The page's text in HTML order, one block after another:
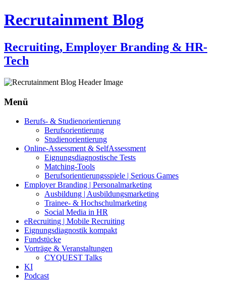
Recrutainment Blog
Recruiting, Employer Branding & HR-
Tech
Menü
Zum
Berufs- & Studienorientierung
Berufsorientierung
Studienorientierung
Online-Assessment & SelfAssessment
Eignungsdiagnostische Tests
Matching-Tools
Berufsorientierungsspiele | Serious Games
Employer Branding | Personalmarketing
Ausbildung | Ausbildungsmarketing
Trainee- & Hochschulmarketing
Social Media in HR
eRecruiting | Mobile Recruiting
Eignungsdiagnostik kompakt
Fundstücke
Vorträge & Veranstaltungen
CYQUEST Talks
KI
Podcast